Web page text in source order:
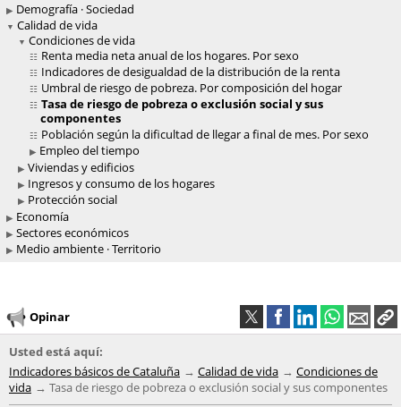
Demografía · Sociedad
Calidad de vida
Condiciones de vida
Renta media neta anual de los hogares. Por sexo
Indicadores de desigualdad de la distribución de la renta
Umbral de riesgo de pobreza. Por composición del hogar
Tasa de riesgo de pobreza o exclusión social y sus
componentes
Población según la dificultad de llegar a final de mes. Por sexo
Empleo del tiempo
Viviendas y edificios
Ingresos y consumo de los hogares
Protección social
Economía
Sectores económicos
Medio ambiente · Territorio
Opinar
Usted está aquí:
Indicadores básicos de Cataluña
Calidad de vida
Condiciones de
vida
Tasa de riesgo de pobreza o exclusión social y sus componentes